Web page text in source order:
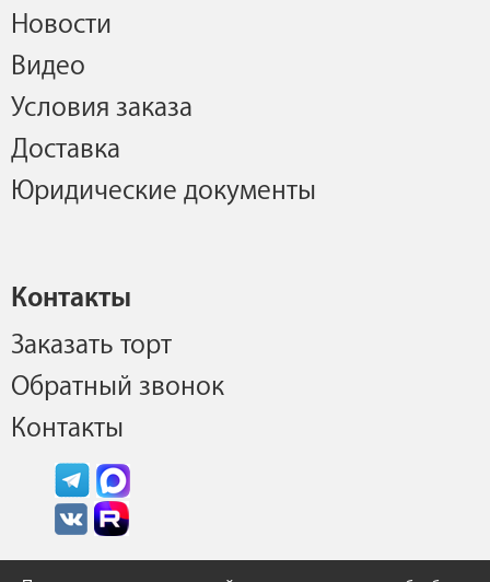
Новости
Видео
Условия заказа
Доставка
Юридические документы
Контакты
Заказать торт
Обратный звонок
Контакты